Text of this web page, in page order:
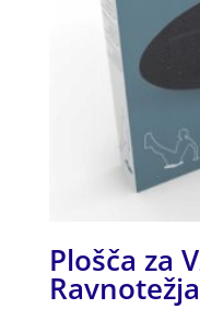
Plošča za
Ravnotežja